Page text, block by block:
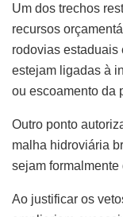
Um dos trechos
recursos
rodovias estaduais
estejam ligadas à
ou escoamento da
Outro ponto
malha hidroviária
sejam
Ao justificar os